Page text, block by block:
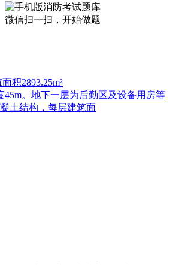
微信扫一扫，开始做题
积2893.25m²
。地下一层为后勤区及设备用房等
土结构，每层建筑面